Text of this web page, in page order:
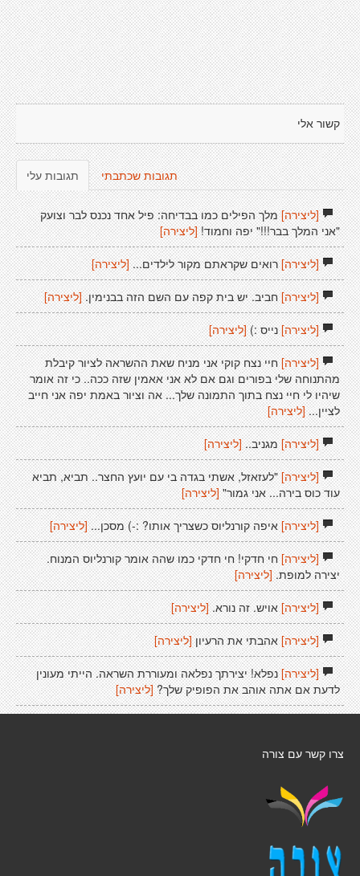
קשור אלי
תגובות עלי תגובות שכתבתי
[ליצירה]מלך הפילים כמו בבדיחה: פיל אחד נכנס לבר וצועק
"אני המלך בבר!!!" יפה וחמוד! [ליצירה]
[ליצירה]רואים שקראתם מקור לילדים... [ליצירה]
[ליצירה]חביב. יש בית קפה עם השם הזה בבנימין. [ליצירה]
[ליצירה]נייס :) [ליצירה]
[ליצירה]חיי נצח קוקי אני מניח שאת ההשראה לציור קיבלת
מהתנוחה שלי בפורים וגם אם לא אני אאמין שזה ככה.. כי זה אומר
שיהיו לי חיי נצח בתוך התמונה שלך... אה וציור באמת יפה אני חייב
לציין... [ליצירה]
[ליצירה]מגניב..[ליצירה]
[ליצירה]"לעזאזל, אשתי בגדה בי עם יועץ החצר.. תביא, תביא
עוד כוס בירה... אני גמור" [ליצירה]
[ליצירה]איפה קורנליוס כשצריך אותו? :-) מסכן... [ליצירה]
[ליצירה]חי חדקי! חי חדקי כמו שהה אומר קורנליוס המנוח.
יצירה למופת. [ליצירה]
[ליצירה]אויש. זה נורא. [ליצירה]
[ליצירה]אהבתי את הרעיון [ליצירה]
[ליצירה]נפלא! יצירתך נפלאה ומעוררת השראה. הייתי מעונין
לדעת אם אתה אוהב את הפופיק שלך? [ליצירה]
צרו קשר עם צורה